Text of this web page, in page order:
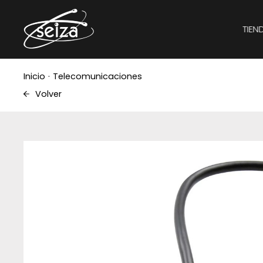
Inicio · Telecomunicaciones
Volver